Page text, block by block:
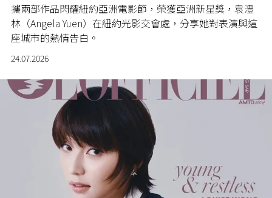
攜兩部作品閃耀紐約亞洲電影節，榮獲亞洲新星獎，袁澧
林（Angela Yuen）在紐約光影交會處，分享她對表演與這
座城市的熱情告白。
24.07.2026